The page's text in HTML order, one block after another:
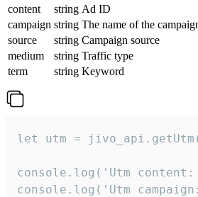
content
string Ad ID
campaign string The name of the
source
string Campaign source
medium
string Traffic type
term
string Keyword
let utm =
console.log('Utm
console.log('Utm